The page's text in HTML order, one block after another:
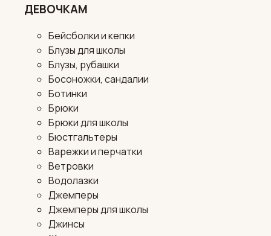
ДЕВОЧКАМ
Бейсболки и кепки
Блузы для школы
Блузы, рубашки
Босоножки, сандалии
Ботинки
Брюки
Брюки для школы
Бюстгальтеры
Варежки и перчатки
Ветровки
Водолазки
Джемперы
Джемперы для школы
Джинсы